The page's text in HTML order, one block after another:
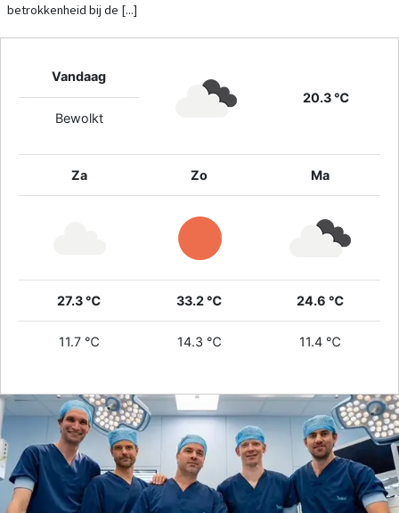
betrokkenheid bij de [...]
Vandaag
20.3 ℃
Bewolkt
Za Zo Ma
27.3 ℃ 33.2 ℃ 24.6 ℃
11.7 ℃ 14.3 ℃ 11.4 ℃